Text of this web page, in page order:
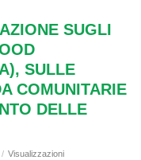
SUGLI
SULLE
COMUNITARIE
DELLE
/ Visualizzazioni